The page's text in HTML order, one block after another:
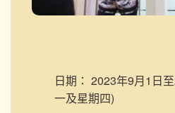
日期： 2023年9月1日
一及星期四)